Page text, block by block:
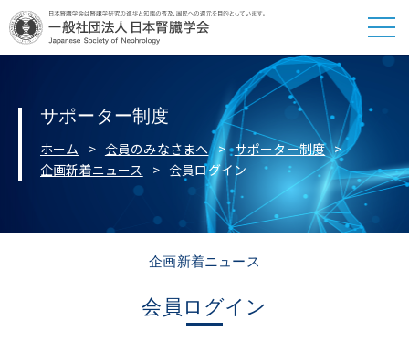
サポーター制度
ホーム 会員のみなさまへ
サポーター制度
企画新着ニュース
会員ログイン
企画新着ニュース
会員ログイン